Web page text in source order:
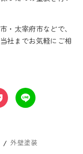
・太宰府市などで、
社までお気軽にご相
外壁塗装